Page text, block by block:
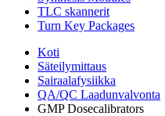
TLC skannerit
Turn Key Packages
Koti
Säteilymittaus
Sairaalafysiikka
QA/QC Laadunvalvonta
GMP Dosecalibrators